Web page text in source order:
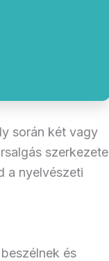
során két vagy
szerkezete
a nyelvészeti
és